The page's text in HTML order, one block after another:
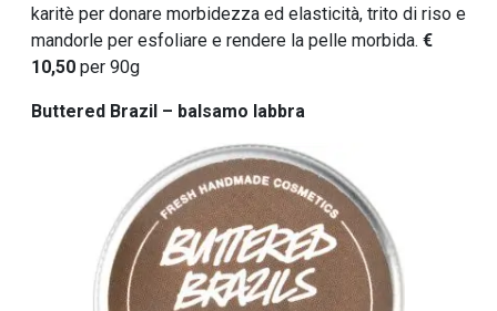
karitè per donare morbidezza ed elasticità, trito di riso e
mandorle per esfoliare e rendere la pelle morbida. €
10,50 per 90g
Buttered Brazil – balsamo labbra